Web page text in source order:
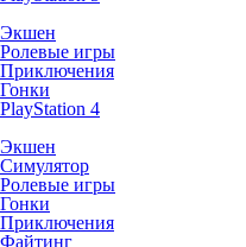
Экшен
Ролевые игры
Приключения
Гонки
PlayStation 4
Экшен
Симулятор
Ролевые игры
Гонки
Приключения
Файтинг